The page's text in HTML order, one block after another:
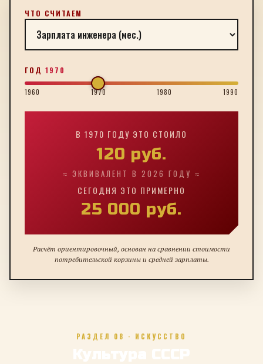
ЧТО СЧИТАЕМ
ГОД 1970
1960 1970 1980 1990
В 1970 ГОДУ ЭТО СТОИЛО
120 руб.
≈ ЭКВИВАЛЕНТ В 2026 ГОДУ ≈
СЕГОДНЯ ЭТО ПРИМЕРНО
25 000 руб.
Расчёт ориентировочный, основан на сравнении стоимости
потребительской корзины и средней зарплаты.
РАЗДЕЛ 08 · ИСКУССТВО
Культура СССР